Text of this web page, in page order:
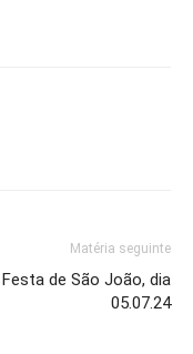
Matéria seguinte
Festa de São João, dia
05.07.24